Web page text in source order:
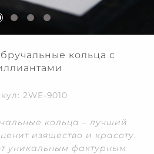
кольца с
2WE-9010
кольца – лучший
изящество и красоту.
уникальным фактурным